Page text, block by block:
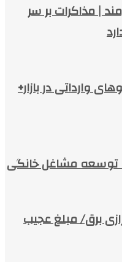
| مذاکرات بر سر
وارداتی در بازار+
توسعه مشاغل خانگی
برق/ مبلغ عجیب